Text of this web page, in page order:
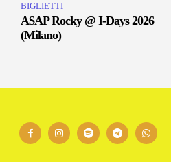
BIGLIETTI
A$AP Rocky @ I-Days 2026
(Milano)